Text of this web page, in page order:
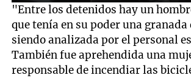
0
seconds
of
1
minute,
41
"Entre los detenidos hay un
que tenía en su poder una granada
siendo analizada por el personal
También fue aprehendida una
responsable de incendiar las